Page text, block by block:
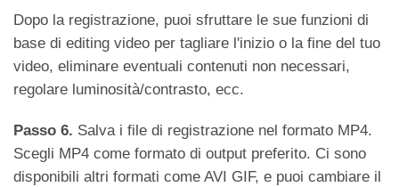
Dopo la registrazione, puoi sfruttare le sue funzioni di
base di editing video per tagliare l'inizio o la fine del tuo
video, eliminare eventuali contenuti non necessari,
regolare luminosità/contrasto, ecc.
Passo 6. Salva i file di registrazione nel formato MP4.
Scegli MP4 come formato di output preferito. Ci sono
disponibili altri formati come AVI GIF, e puoi cambiare il